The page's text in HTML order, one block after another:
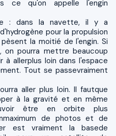
ce qu'on appelle l'engin
: dans la navette, il y a
pour la propulsion
la moitié de l'engin. Si
on pourra mettre beaucoup
allerplus loin dans l'espace
Tout se passevraiment
aller plus loin. Il fautque
à la gravité et en même
être en orbite plus
de photos et de
est vraiment la basede